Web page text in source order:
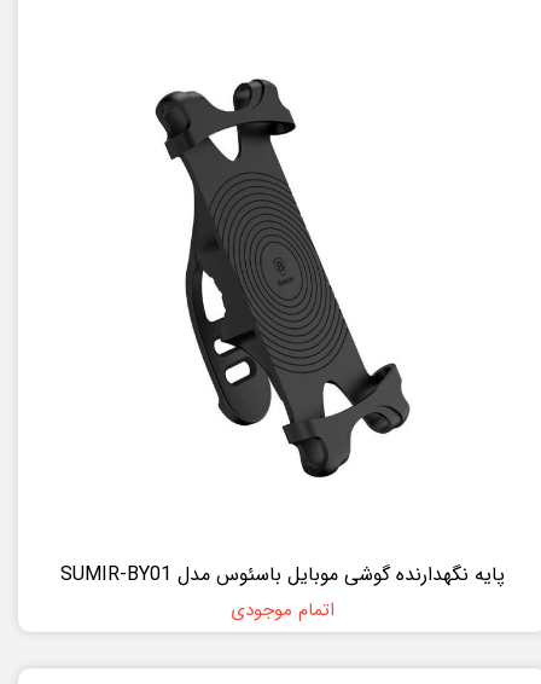
پایه نگهدارنده گوشی موبایل باسئوس مدل SUMIR-BY01
اتمام موجودی